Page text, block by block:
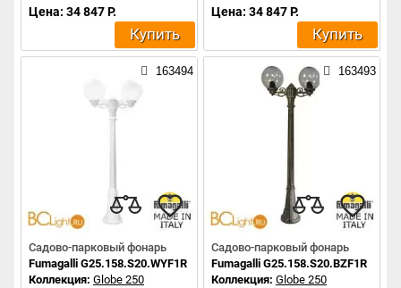
Цена: 34 847 Р.
Купить
Цена: 34 847 Р.
Купить
163494
Садово-парковый фонарь
Fumagalli G25.158.S20.WYF1R
Коллекция: Globe 250
163493
Садово-парковый фонарь
Fumagalli G25.158.S20.BZF1R
Коллекция: Globe 250